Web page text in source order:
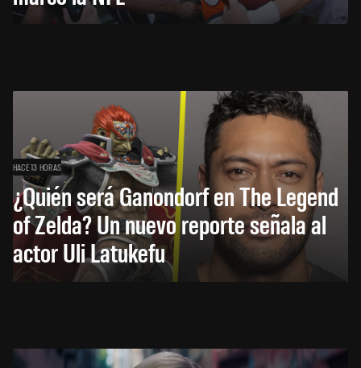
HACE 13 HORAS
¿Quién será Ganondorf en The Legend
of Zelda? Un nuevo reporte señala al
actor Uli Latukefu